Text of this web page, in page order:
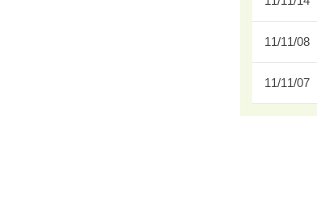
11/11/08
11/11/07